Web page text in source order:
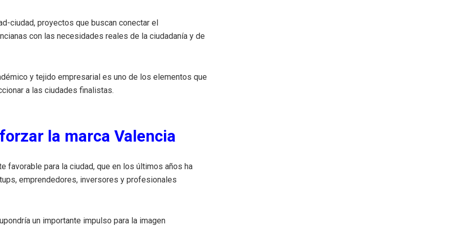
ciudad, proyectos que buscan conectar el
con las necesidades reales de la ciudadanía y de
y tejido empresarial es uno de los elementos que
a las ciudades finalistas.
la marca Valencia
favorable para la ciudad, que en los últimos años ha
emprendedores, inversores y profesionales
un importante impulso para la imagen